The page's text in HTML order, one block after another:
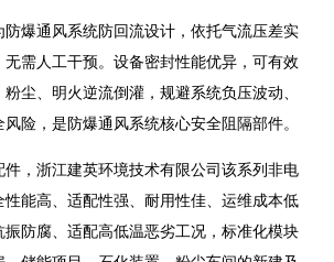
防爆通风系统防回流设计，依托气流压差实
需人工干预。设备密封性能优异，可有效
尘、明火逆流倒灌，规避系统负压波动、
险，是防爆通风系统核心安全阻隔部件。
件，浙江建英环境技术有限公司该系列非电
能高、适配性强、耐用性佳、运维成本低
振防腐、适配高低温恶劣工况，标准化模块